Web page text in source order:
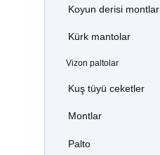
Koyun derisi montlar
Kürk mantolar
Vizon paltolar
Kuş tüyü ceketler
Montlar
Palto